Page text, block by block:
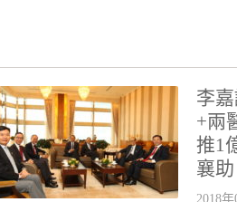
李
+兩
推1
襄助
2018年